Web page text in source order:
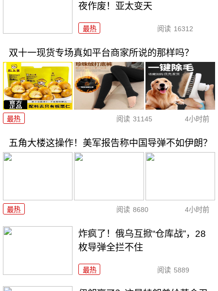
夜作废！亚太变天
最热 阅读 16312
双十一现货专场真如平台商家所说的那样吗？
最热 阅读 31145 4小时前
五角大楼这操作！美军报告称中国导弹不如伊朗？
最热 阅读 8680 4小时前
炸疯了！俄乌互掀“仓库战”，28
枚导弹全拦不住
最热 阅读 5889